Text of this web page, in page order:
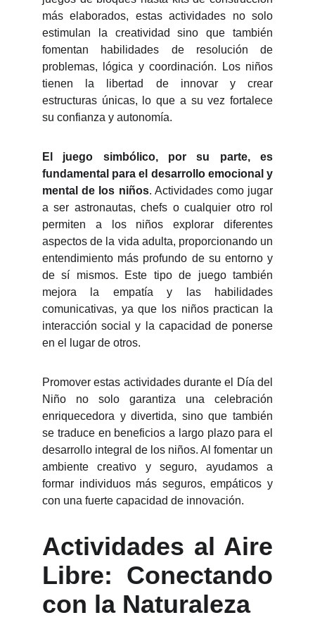
más elaborados, estas actividades no solo
estimulan la creatividad sino que también
fomentan habilidades de resolución de
problemas, lógica y coordinación. Los niños
tienen la libertad de innovar y crear
estructuras únicas, lo que a su vez fortalece
su confianza y autonomía.
El juego simbólico, por su parte, es
fundamental para el desarrollo emocional y
mental de los niños. Actividades como jugar
a ser astronautas, chefs o cualquier otro rol
permiten a los niños explorar diferentes
aspectos de la vida adulta, proporcionando un
entendimiento más profundo de su entorno y
de sí mismos. Este tipo de juego también
mejora la empatía y las habilidades
comunicativas, ya que los niños practican la
interacción social y la capacidad de ponerse
en el lugar de otros.
Promover estas actividades durante el Día del
Niño no solo garantiza una celebración
enriquecedora y divertida, sino que también
se traduce en beneficios a largo plazo para el
desarrollo integral de los niños. Al fomentar un
ambiente creativo y seguro, ayudamos a
formar individuos más seguros, empáticos y
con una fuerte capacidad de innovación.
Actividades al Aire
Libre: Conectando
con la Naturaleza